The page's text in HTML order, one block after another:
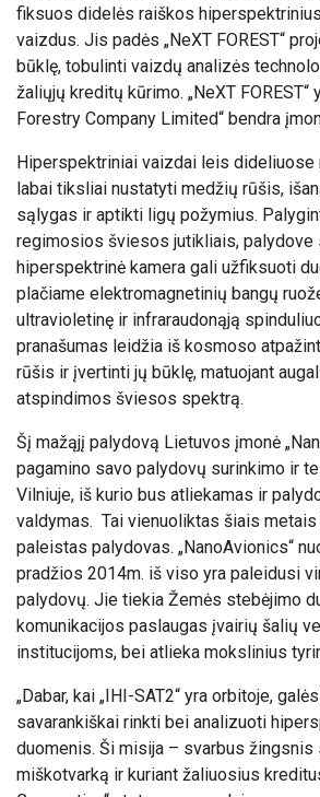
fiksuos didelės raiškos
vaizdus. Jis padės „NeXT FOREST“
būklę, tobulinti vaizdų analizės
žaliųjų kreditų kūrimo. „NeXT FOREST“
Forestry Company Limited“ bendra
Hiperspektriniai vaizdai leis
labai tiksliai nustatyti medžių rūšis,
sąlygas ir aptikti ligų požymius.
regimosios šviesos jutikliais, palydove
hiperspektrinė kamera gali užfiksuoti
plačiame elektromagnetinių bangų
ultravioletinę ir infraraudonąją
pranašumas leidžia iš kosmoso
rūšis ir įvertinti jų būklę, matuojant
atspindimos šviesos spektrą.
Šį mažąjį palydovą Lietuvos įmonė
pagamino savo palydovų surinkimo ir
Vilniuje, iš kurio bus atliekamas ir
valdymas. Tai vienuoliktas šiais
paleistas palydovas. „NanoAvionics“
pradžios 2014m. iš viso yra paleidusi
palydovų. Jie tiekia Žemės stebėjimo
komunikacijos paslaugas įvairių šalių
institucijoms, bei atlieka mokslinius
„Dabar, kai „IHI-SAT2“ yra orbitoje,
savarankiškai rinkti bei analizuoti
duomenis. Ši misija – svarbus žingsnis
miškotvarką ir kuriant žaliuosius